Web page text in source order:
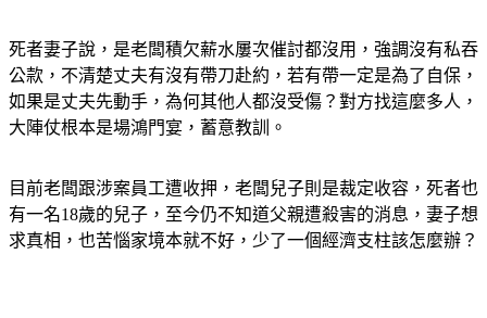
死者妻子說，是老闆積欠薪水屢次催討都沒用，強調沒有私吞
公款，不清楚丈夫有沒有帶刀赴約，若有帶一定是為了自保，
如果是丈夫先動手，為何其他人都沒受傷？對方找這麼多人，
大陣仗根本是場鴻門宴，蓄意教訓。
目前老闆跟涉案員工遭收押，老闆兒子則是裁定收容，死者也
有一名18歲的兒子，至今仍不知道父親遭殺害的消息，妻子想
求真相，也苦惱家境本就不好，少了一個經濟支柱該怎麼辦？